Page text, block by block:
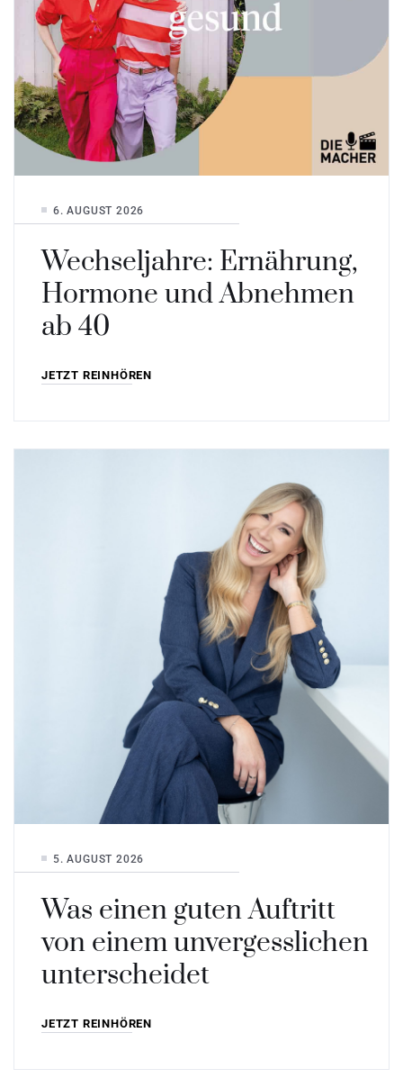
Wechseljahre: Ernährung,
Hormone und Abnehmen
ab 40
6. AUGUST 2026
JETZT REINHÖREN
Was einen guten Auftritt
von einem unvergesslichen
unterscheidet
5. AUGUST 2026
JETZT REINHÖREN